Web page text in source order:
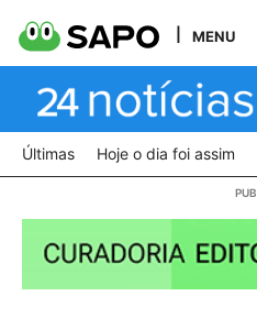
MENU
Últimas Hoje o dia foi assim